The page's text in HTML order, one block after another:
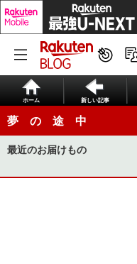
ホーム 新しい記事
夢 の 途 中
最近のお届けもの